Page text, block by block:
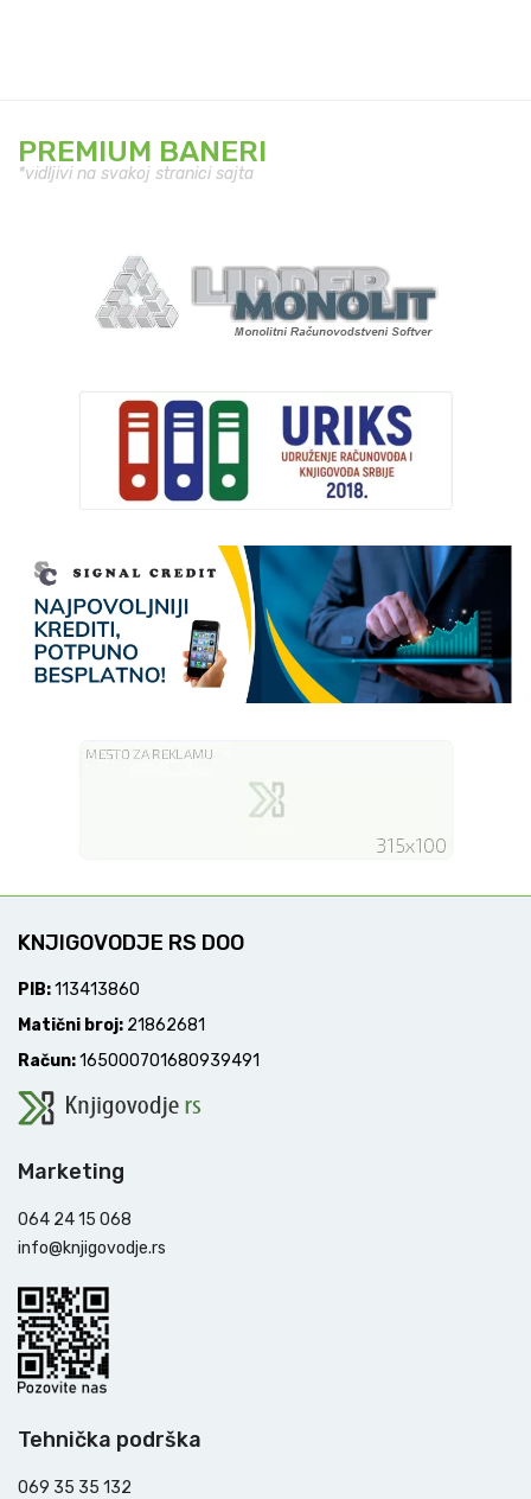
PREMIUM BANERI
*vidljivi na svakoj stranici sajta
KNJIGOVODJE RS DOO
PIB:113413860
Matični broj: 21862681
Račun:165000701680939491
Marketing
064 24 15 068
info@knjigovodje.rs
Tehnička podrška
069 35 35 132